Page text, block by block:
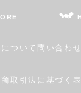
ついて問い合わ
取引法に基づく